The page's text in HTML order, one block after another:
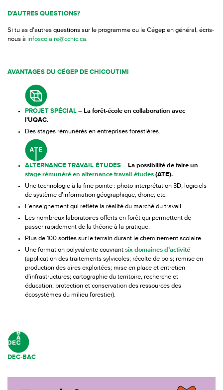
D’AUTRES QUESTIONS?
Si tu as d’autres questions sur le programme ou le Cégep en général, écris-
nous à infoscolaire@cchic.ca.
AVANTAGES DU CÉGEP DE CHICOUTIMI
PROJET SPÉCIAL – La forêt-école en collaboration avec
l’UQAC.
Des stages rémunérés en entreprises forestières.
ALTERNANCE TRAVAIL-ÉTUDES – La possibilité de faire un
stage rémunéré en alternance travail-études (ATE).
Une technologie à la fine pointe : photo interprétation 3D, logiciels
de système d’information géographique, drone, etc.
L’enseignement qui reflète la réalité du marché du travail.
Les nombreux laboratoires offerts en forêt qui permettent de
passer rapidement de la théorie à la pratique.
Plus de 100 sorties sur le terrain durant le cheminement scolaire.
Une formation polyvalente couvrant six domaines d’activité
(application des traitements sylvicoles; récolte de bois; remise en
production des aires exploitées; mise en place et entretien
d’infrastructures; cartographie du territoire, recherche et
éducation; protection et conservation des ressources des
écosystèmes du milieu forestier).
DEC-BAC